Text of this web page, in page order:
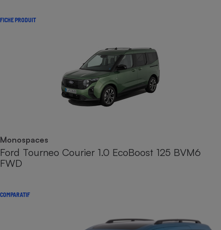
FICHE PRODUIT
Monospaces
Ford Tourneo Courier 1.0 EcoBoost 125 BVM6
FWD
COMPARATIF